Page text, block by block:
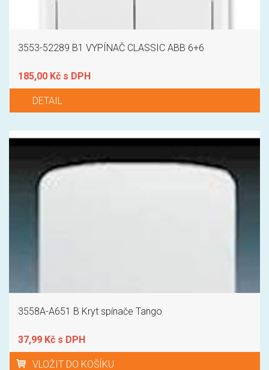
3553-52289 B1 VYPÍNAČ CLASSIC ABB 6+6
185,00 Kč s DPH
DETAIL
3558A-A651 B Kryt spínače Tango
37,99 Kč s DPH
VLOŽIT DO KOŠÍKU